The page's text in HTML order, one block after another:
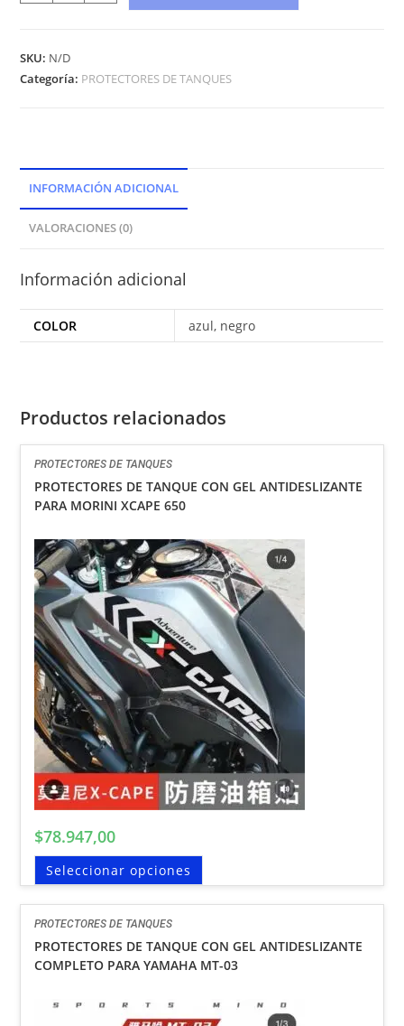
SKU: N/D
Categoría: PROTECTORES DE TANQUES
INFORMACIÓN ADICIONAL
VALORACIONES (0)
Información adicional
COLOR azul, negro
Productos relacionados
PROTECTORES DE TANQUES
PROTECTORES DE TANQUE CON GEL ANTIDESLIZANTE
PARA MORINI XCAPE 650
$78.947,00
Seleccionar opciones
PROTECTORES DE TANQUES
PROTECTORES DE TANQUE CON GEL ANTIDESLIZANTE
COMPLETO PARA YAMAHA MT-03